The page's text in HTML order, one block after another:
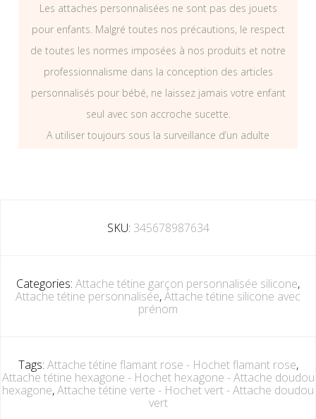
Les attaches personnalisées ne sont pas des jouets
pour enfants. Malgré toutes nos précautions, le respect
de toutes les normes imposées à nos produits et notre
professionnalisme dans la conception des articles
personnalisés pour bébé, ne laissez jamais votre enfant
seul avec son accroche sucette.
A utiliser toujours sous la surveillance d’un adulte
SKU: 345678987634
Categories: Attache tétine garçon personnalisée silicone,
Attache tétine personnalisée,Attache tétine silicone avec
prénom
Tags: Attache tétine flamant rose - Hochet flamant rose,
Attache tétine hexagone - Hochet hexagone - Attache doudou
hexagone,Attache tétine verte - Hochet vert - Attache doudou
vert